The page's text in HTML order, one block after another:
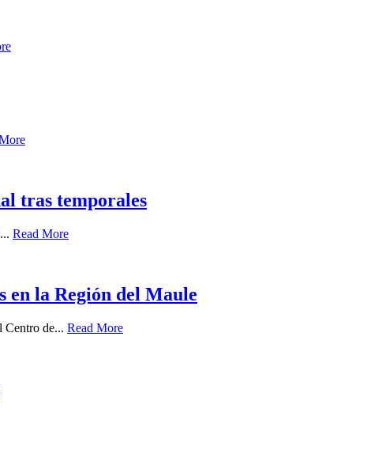
tras temporales
Read More
en la Región del Maule
Centro de... Read More